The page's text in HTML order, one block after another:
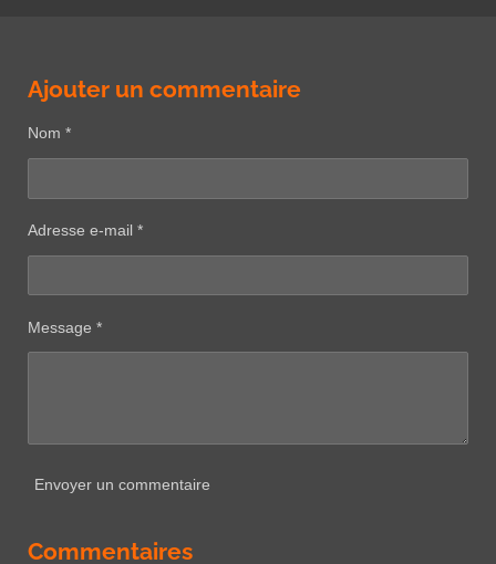
Ajouter un commentaire
Nom *
Adresse e-mail *
Message *
Envoyer un commentaire
Commentaires